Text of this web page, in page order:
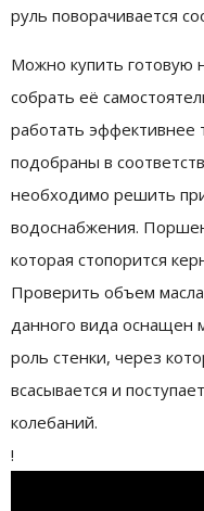
руль поворачивается
Можно купить готовую
собрать её
работать эффективнее
подобраны в
необходимо решить
водоснабжения.
которая стопорится
Проверить объем
данного вида оснащен
роль стенки, через
всасывается и
колебаний.
!